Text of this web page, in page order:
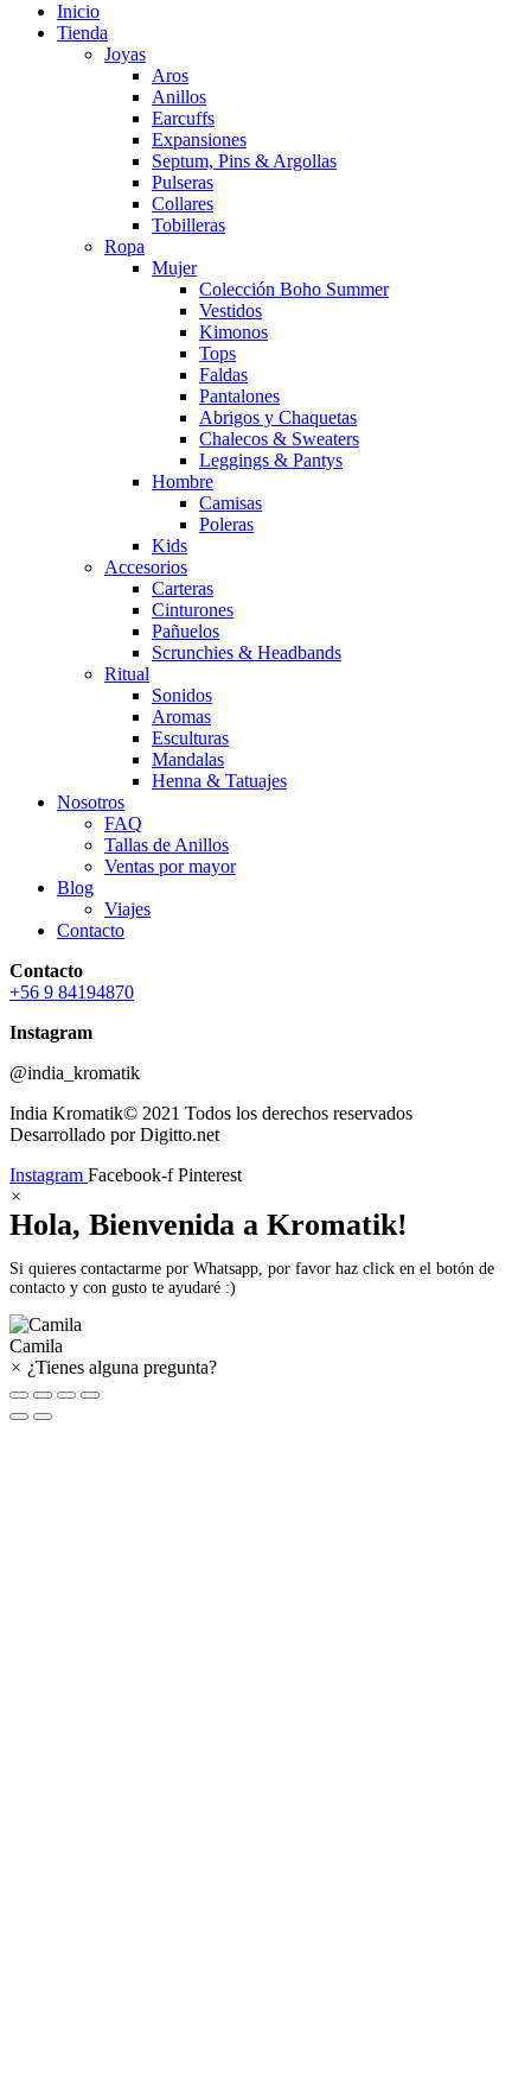
Inicio
Tienda
Joyas
Aros
Anillos
Earcuffs
Expansiones
Septum, Pins & Argollas
Pulseras
Collares
Tobilleras
Ropa
Mujer
Colección Boho Summer
Vestidos
Kimonos
Tops
Faldas
Pantalones
Abrigos y Chaquetas
Chalecos & Sweaters
Leggings & Pantys
Hombre
Camisas
Poleras
Kids
Accesorios
Carteras
Cinturones
Pañuelos
Scrunchies & Headbands
Ritual
Sonidos
Aromas
Esculturas
Mandalas
Henna & Tatuajes
Nosotros
FAQ
Tallas de Anillos
Ventas por mayor
Blog
Viajes
Contacto
Contacto
+56 9 84194870
Instagram
@india_kromatik
India Kromatik© 2021 Todos los derechos reservados
Desarrollado por Digitto.net
Instagram Facebook-f Pinterest
×
Hola, Bienvenida a Kromatik!
Si quieres contactarme por Whatsapp, por favor haz click en el botón de
contacto y con gusto te ayudaré :)
Camila
× ¿Tienes alguna pregunta?